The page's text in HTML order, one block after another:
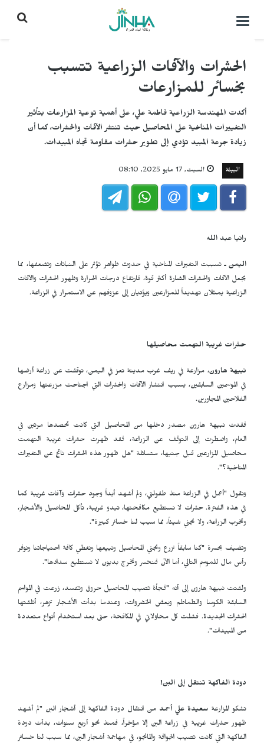
التحكم
الحشرات والآفات الزراعية تتسبب
بخسائر للمزارعات
أكدت المهندسة الزراعية فاطمة علي، على أهمية توعية المزارعات بتأثير
التغييرات المناخية على المحاصيل حيث تنتشر الآفات والحشرات، كما أن
زيادة جرعة المبيد تؤدي إلى تطوير حشرات مقاومة تجاه المبيدات.
البيئة السبت, 17 مايو 2025, 08:10
رانيا عبد الله
اليمن ـ تسببت التغيرات المناخية في حدوث ظواهر تؤثر على النباتات وتضعفها، مما
يجعل الآفات والحشرات الضارة أكثر قوة، فارتفاع درجات الحرارة وظهور الحشرات والآفات
الزراعية يمثلان تهديداً للمزارعين ويؤديان إلى عزوفهم عن الاستمرار في الزراعة.
حشرات غريبة التهمت محاصيلها
نبيهة هارون، مزارعة في ريف غرب مدينة تعز في اليمن، توقفت عن زراعة أرضها
في الموسمين السابقين، بسبب انتشار الآفات والحشرات التي اجتاحت مزرعتها ومزارع
الفلاحين المجاورين.
فقدت نبيهة هارون مصدر دخلها من المحاصيل التي كانت تحصدها مرتين في
العام، واضطرت إلى التوقف عن الزراعة، فقد ظهرت حشرات غريبة التهمت
محاصيل المزارعين قبل جنيها، متسائلة "هل ظهور هذه الحشرات ناتج عن التغيرات
المناخية؟".
وتقول "أعمل في الزراعة منذ طفولتي، ولم أشهد أبداً وجود حشرات وآفات غريبة كما
في هذه الفترة. حشرات لا نستطيع مكافحتها، تبدو غريبة، تأكل المحاصيل والأشجار،
وتخرب الزراعة، ولا نجني شيئاً، مما سبب لنا خسائر كبيرة".
وتضيف بحسرة "كنا سابقاً نزرع ونجني المحاصيل ونبيعها ونغطي كافة احتياجاتنا ونوفر
رأس مال للموسم التالي، أما الآن فنخسر ونخرج بديون لا نستطيع سدادها".
ولفتت نبيهة هارون إلى أنه "فجأة تصيب المحاصيل حروق وتفسد، زرعت في المواسم
السابقة الكوسا والطماطم وبعض الخضروات، وعندما بدأت الأشجار تزهر، أتلفتها
الحشرات الجديدة. فشلت كل محاولاتي في المكافحة، حتى بعد استخدام أنواع متعددة
من المبيدات".
دودة الفاكهة تنتقل إلى البن!
تشكو المزارعة سعيدة علي أحمد من انتقال دودة الفاكهة إلى أشجار البن "لم أشهد
ظهور حشرات غريبة في زراعة البن إلا مؤخراً، فمنذ نحو أربع سنوات، بدأت دودة
الفاكهة التي كانت تصيب الجوافة والمانجو، في مهاجمة أشجار البن، مما سبب لنا خسائر